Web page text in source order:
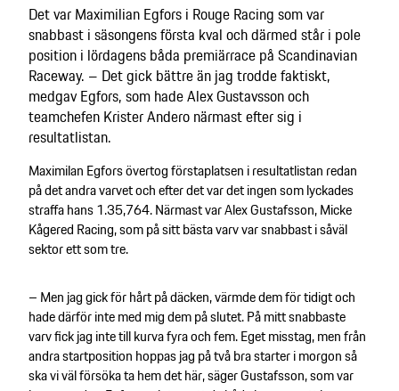
Det var Maximilian Egfors i Rouge Racing som var
snabbast i säsongens första kval och därmed står i pole
position i lördagens båda premiärrace på Scandinavian
Raceway. – Det gick bättre än jag trodde faktiskt,
medgav Egfors, som hade Alex Gustavsson och
teamchefen Krister Andero närmast efter sig i
resultatlistan.
Maximilan Egfors övertog förstaplatsen i resultatlistan redan
på det andra varvet och efter det var det ingen som lyckades
straffa hans 1.35,764. Närmast var Alex Gustafsson, Micke
Kågered Racing, som på sitt bästa varv var snabbast i såväl
sektor ett som tre.
– Men jag gick för hårt på däcken, värmde dem för tidigt och
hade därför inte med mig dem på slutet. På mitt snabbaste
varv fick jag inte till kurva fyra och fem. Eget misstag, men från
andra startposition hoppas jag på två bra starter i morgon så
ska vi väl försöka ta hem det här, säger Gustafsson, som var